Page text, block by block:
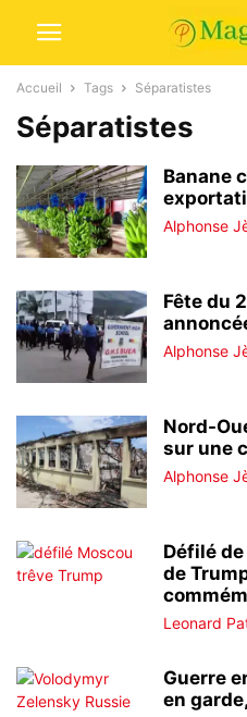
Accueil Tags Séparatistes
Séparatistes
Banane
Alphonse
Fête du
Alphonse
Nord-
sur une
Alphonse
Défilé
de
Leonard
Guerre
en